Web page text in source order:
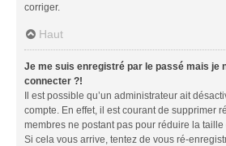
corriger.
Haut
Je me suis enregistré par le passé mais je
connecter ?!
Il est possible qu’un administrateur ait
compte. En effet, il est courant de supprimer
membres ne postant pas pour réduire la
Si cela vous arrive, tentez de vous ré-